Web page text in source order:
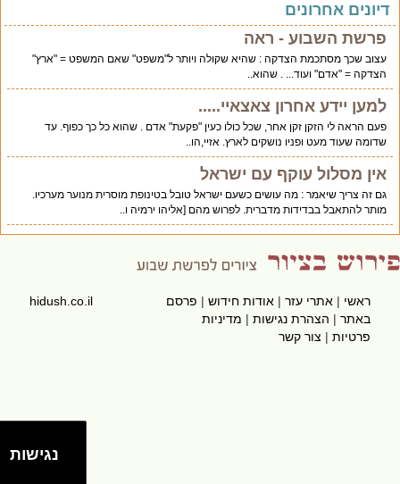
אחרונים
פרשת השבוע - ראה
עצוב שכך מסתכמת הצדקה : שהיא שקולה ויותר ל"משפט" שאם המשפט = "ארץ"
הצדקה = "אדם" ועוד... . שהוא..
למען יידע אחרון צאצאיי.....
פעם הראה לי הזקן זקן אחר, שכל כולו כעין "פקעת" אדם . שהוא כל כך כפוף. עד
שדומה שעוד מעט ופניו נושקים לארץ. אזיי,הו..
אין מסלול עוקף עם ישראל
גם זה צריך שיאמר : מה עושים כשעם ישראל טובל בטינופת מוסרית מנוער מערכיו.
מותר להתאבל בבדידות מדברית. לפרוש מהם [אליהו ירמיה ו..
ראשי|אתרי עזר|אודות חידוש|פרסם
באתר|הצהרת נגישות|מדיניות
פרטיות|צור קשר
hidush.co.il
נגישות